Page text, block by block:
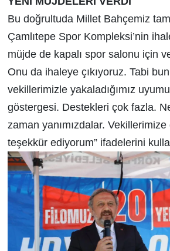
Bu doğrultuda Millet Bahçemiz
Çamlıtepe Spor Kompleksi’nin
müjde de kapalı spor salonu için
Onu da ihaleye çıkıyoruz. Tabi
vekillerimizle yakaladığımız
göstergesi. Destekleri çok fazla.
zaman yanımızdalar.
teşekkür ediyorum” ifadelerini